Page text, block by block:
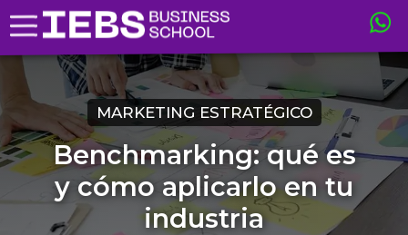
MARKETING ESTRATÉGICO
Benchmarking: qué es
y cómo aplicarlo en tu
industria